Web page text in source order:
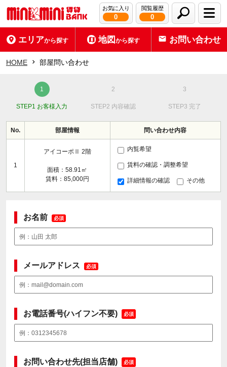
お気に入り
0
閲覧履歴
0
エリアから探す 地図から探す お問い合わせ
HOME 部屋問い合わせ
STEP1 お客様入力 STEP2 内容確認 STEP3 完了
No. 部屋情報 問い合わせ内容
1
アイコーポⅡ 2階
面積：58.91㎡
賃料：85,000円
内覧希望
賃料の確認・調整希望
詳細情報の確認 その他
お名前 必須
メールアドレス 必須
お電話番号(ハイフン不要) 必須
お問い合わせ先(担当店舗) 必須